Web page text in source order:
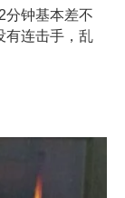
钟基本差不
有连击手，乱